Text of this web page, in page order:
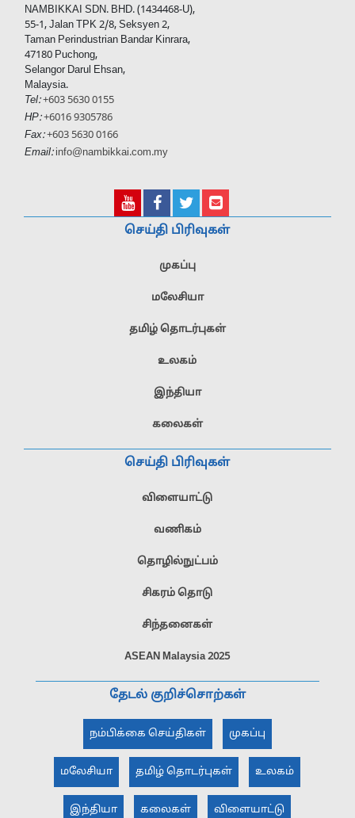
NAMBIKKAI SDN. BHD. (1434468-U),
55-1, Jalan TPK 2/8, Seksyen 2,
Taman Perindustrian Bandar Kinrara,
47180 Puchong,
Selangor Darul Ehsan,
Malaysia.
Tel:+603 5630 0155
HP:+6016 9305786
Fax: +603 5630 0166
Email: info@nambikkai.com.my
செய்தி பிரிவுகள்
முகப்பு
மலேசியா
தமிழ் தொடர்புகள்
உலகம்
இந்தியா
கலைகள்
செய்தி பிரிவுகள்
விளையாட்டு
வணிகம்
தொழில்நுட்பம்
சிகரம் தொடு
சிந்தனைகள்
ASEAN Malaysia 2025
தேடல் குறிச்சொற்கள்
நம்பிக்கை செய்திகள் முகப்பு
மலேசியா தமிழ் தொடர்புகள் உலகம்
இந்தியா கலைகள் விளையாட்டு